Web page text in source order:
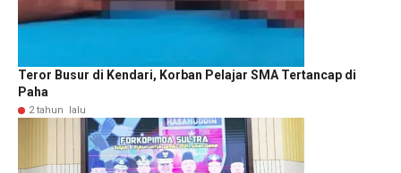
Teror Busur di Kendari, Korban Pelajar SMA Tertancap di
Paha
2 tahun lalu